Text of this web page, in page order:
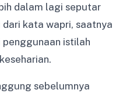
dalam lagi seputar
kata wapri, saatnya
istilah
sebelumnya